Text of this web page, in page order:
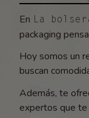
En La
packaging
Hoy somos un
buscan
Además, te
expertos que te